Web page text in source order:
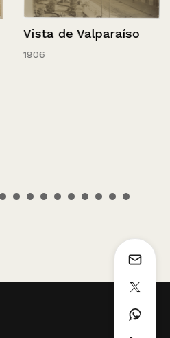
Vista de Valparaíso
1906